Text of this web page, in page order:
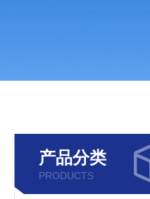
产品分类
PRODUCTS